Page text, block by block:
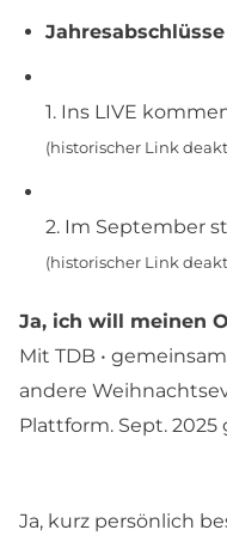
Jahresabschlüsse
1. Ins LIVE
(historischer Link
2. Im September
(historischer Link
Ja, ich will meinen
Mit TDB •
andere
Plattform. Sept. 2025
Ja, kurz persönlich